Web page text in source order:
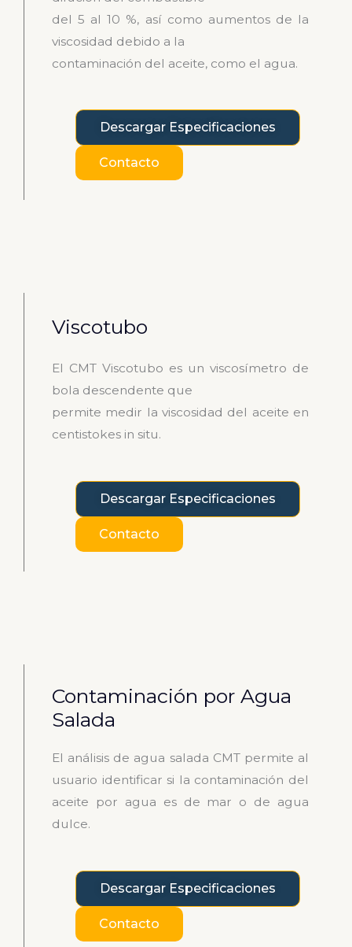
del 5 al 10 %, así como aumentos de la
viscosidad debido a la
contaminación del aceite, como el agua.
Descargar Especificaciones
Contacto
Viscotubo
El CMT Viscotubo es un viscosímetro de
bola descendente que
permite medir la viscosidad del aceite en
centistokes in situ.
Descargar Especificaciones
Contacto
Contaminación por Agua
Salada
El análisis de agua salada CMT permite al
usuario identificar si la contaminación del
aceite por agua es de mar o de agua
dulce.
Descargar Especificaciones
Contacto